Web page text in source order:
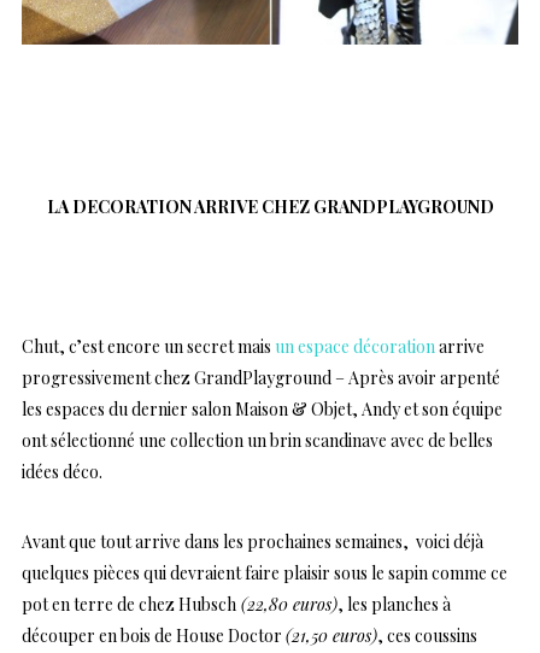
LA DECORATION ARRIVE CHEZ GRANDPLAYGROUND
Chut, c’est encore un secret mais un espace décorationarrive
progressivement chez GrandPlayground – Après avoir arpenté
les espaces du dernier salon Maison & Objet, Andy et son équipe
ont sélectionné une collection un brin scandinave avec de belles
idées déco.
Avant que tout arrive dans les prochaines semaines, voici déjà
quelques pièces qui devraient faire plaisir sous le sapin comme ce
pot en terre de chez Hubsch (22,80 euros), les planches à
découper en bois de House Doctor (21,50 euros), ces coussins